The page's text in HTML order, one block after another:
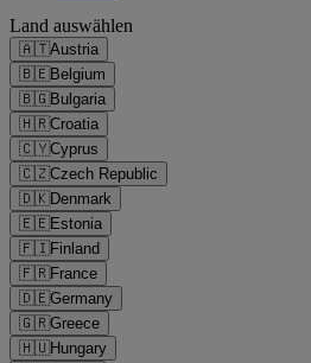
Land auswählen
🇦🇹Austria
🇧🇪Belgium
🇧🇬Bulgaria
🇭🇷Croatia
🇨🇾Cyprus
🇨🇿Czech Republic
🇩🇰Denmark
🇪🇪Estonia
🇫🇮Finland
🇫🇷France
🇩🇪Germany
🇬🇷Greece
🇭🇺Hungary